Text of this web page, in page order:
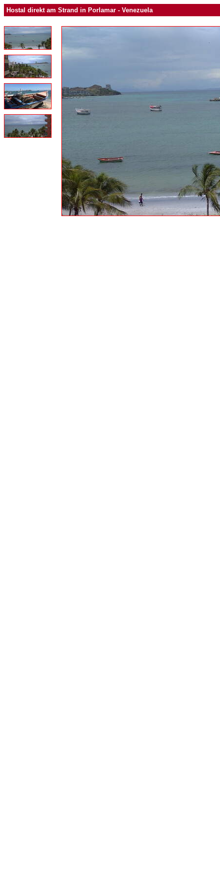
Hostal direkt am Strand in Porlamar - Venezuela